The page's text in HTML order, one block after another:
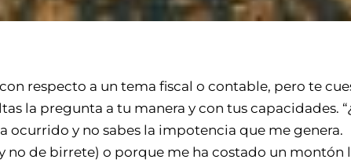
respecto a un tema fiscal o contable, pero te
la pregunta a tu manera y con tus capacidades.
ocurrido y no sabes la impotencia que me genera.
de birrete) o porque me ha costado un montón